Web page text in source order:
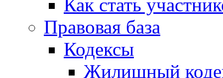
Как стать
Правовая база
Кодексы
Жилищный